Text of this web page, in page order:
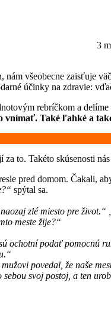
3
všeobecne zaisťuje
účinky na zdravie:
rebríčkom a
vnímať. Také ľahké a
to. Takéto skúsenosti
pred domom. Čakali,
spýtal sa.
zlé miesto pre život.“
meste žije?“
ochotní podať pomocnú
mužovi povedal, že naše
sebou svoj postoj, a ten